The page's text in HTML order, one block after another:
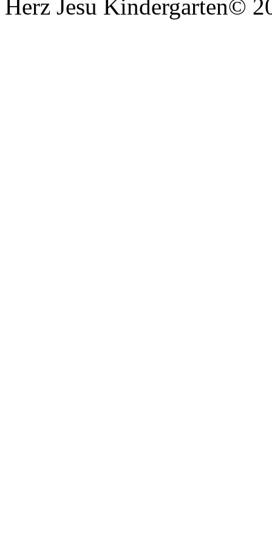
Herz Jesu Kindergarten©